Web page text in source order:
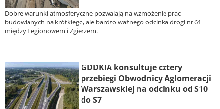
Dobre warunki atmosferyczne pozwalają na wzmożenie prac
budowlanych na krótkiego, ale bardzo ważnego odcinka drogi nr 61
między Legionowem i Zgierzem.
GDDKIA konsultuje cztery
przebiegi Obwodnicy Aglomeracji
Warszawskiej na odcinku od S10
do S7